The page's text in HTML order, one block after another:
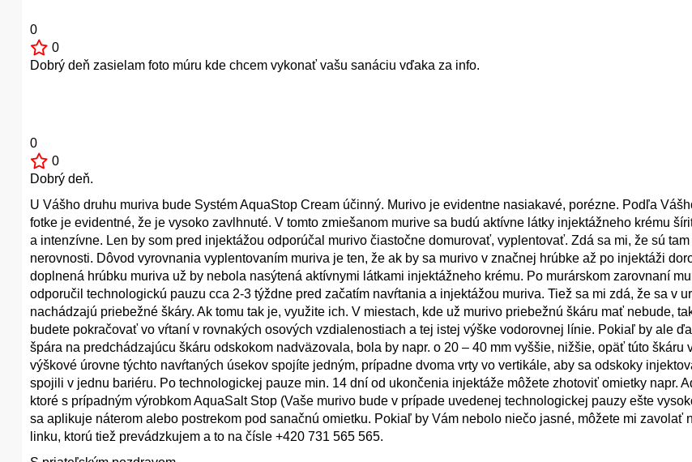
0
0
Dobrý deň zasielam foto múru kde chcem vykonať vašu sanáciu vďaka za info.
0
0
Dobrý deň.
U Vášho druhu muriva bude Systém AquaStop Cream účinný. Murivo je evidentne nasiakavé, porézne. Podľa
fotke je evidentné, že je vysoko zavlhnuté. V tomto zmiešanom murive sa budú aktívne látky injektážneho krému
a intenzívne. Len by som pred injektážou odporúčal murivo čiastočne domurovať, vyplentovať. Zdá sa mi, že sú
nerovnosti. Dôvod vyrovnania vyplentovaním muriva je ten, že ak by sa murivo v značnej hrúbke až po injektáži
doplnená hrúbku muriva už by nebola nasýtená aktívnymi látkami injektážneho krému. Po murárskom zarovnaní
odporučil technologickú pauzu cca 2-3 týždne pred začatím navŕtania a injektážou muriva. Tiež sa mi zdá, že sa v
nachádzajú priebežné škáry. Ak tomu tak je, využite ich. V miestach, kde už murivo priebežnú škáru mať nebude,
budete pokračovať vo vŕtaní v rovnakých osových vzdialenostiach a tej istej výške vodorovnej línie. Pokiaľ by ale
špára na predchádzajúcu škáru odskokom nadväzovala, bola by napr. o 20 – 40 mm vyššie, nižšie, opäť túto škáru
výškové úrovne týchto navŕtaných úsekov spojíte jedným, prípadne dvoma vrty vo vertikále, aby sa odskoky
spojili v jednu bariéru. Po technologickej pauze min. 14 dní od ukončenia injektáže môžete zhotoviť omietky napr.
ktoré s prípadným výrobkom AquaSalt Stop (Vaše murivo bude v prípade uvedenej technologickej pauzy ešte
sa aplikuje náterom alebo postrekom pod sanačnú omietku. Pokiaľ by Vám nebolo niečo jasné, môžete mi zavolať
linku, ktorú tiež prevádzkujem a to na čísle +420 731 565 565.